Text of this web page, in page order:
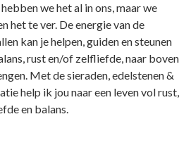
we het al in ons, maar we
het te ver. De energie van de
kan je helpen, guiden en steunen
rust en/of zelfliefde, naar boven
Met de sieraden, edelstenen &
help ik jou naar een leven vol rust,
en balans.